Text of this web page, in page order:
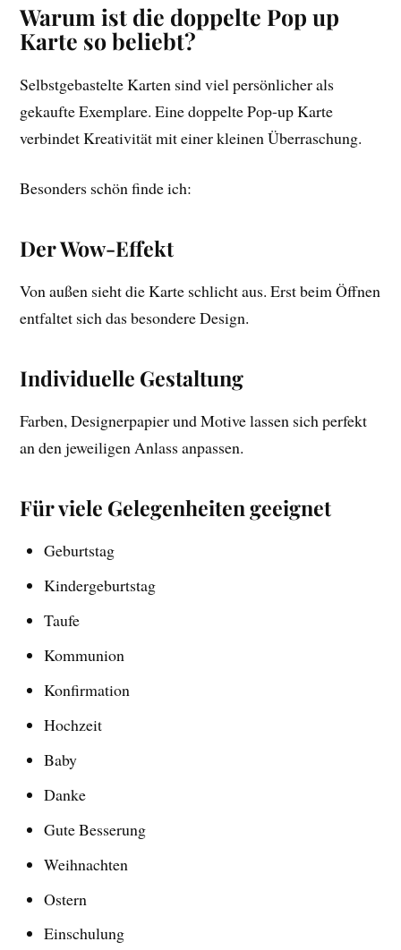
Warum ist die doppelte Pop up
Karte so beliebt?
Selbstgebastelte Karten sind viel persönlicher als
gekaufte Exemplare. Eine doppelte Pop-up Karte
verbindet Kreativität mit einer kleinen Überraschung.
Besonders schön finde ich:
Der Wow-Effekt
Von außen sieht die Karte schlicht aus. Erst beim Öffnen
entfaltet sich das besondere Design.
Individuelle Gestaltung
Farben, Designerpapier und Motive lassen sich perfekt
an den jeweiligen Anlass anpassen.
Für viele Gelegenheiten geeignet
Geburtstag
Kindergeburtstag
Taufe
Kommunion
Konfirmation
Hochzeit
Baby
Danke
Gute Besserung
Weihnachten
Ostern
Einschulung